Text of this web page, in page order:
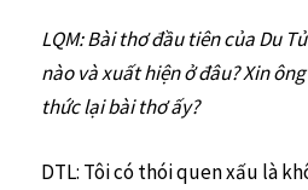
LQM: Bài thơ đầu tiên của Du
nào và xuất hiện ở đâu? Xin
thức lại bài thơ ấy?
DTL: Tôi có thói quen xấu là